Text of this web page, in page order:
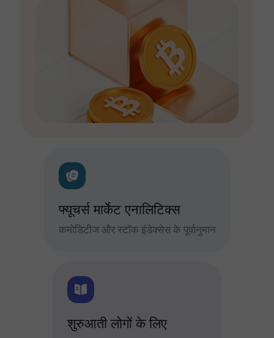
फ्यूचर्स मार्केट एनालिटिक्स
कमोडिटीज और स्टॉक इंडेक्सेस के पूर्वानुमान
शुरुआती लोगों के लिए